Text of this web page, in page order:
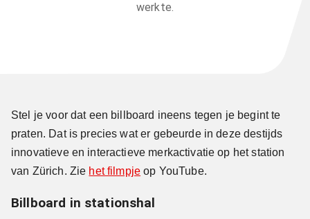
werkte.
Stel je voor dat een billboard ineens tegen je begint te
praten. Dat is precies wat er gebeurde in deze destijds
innovatieve en interactieve merkactivatie op het station
van Zürich. Zie het filmpje op YouTube.
Billboard in stationshal